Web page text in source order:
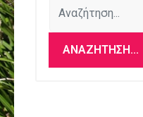
ΑΝΑΖΉΤΗΣΗ...